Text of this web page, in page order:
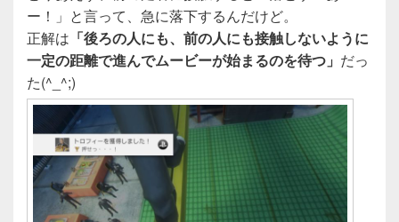
ー！」と言って、急に落下するんだけど。
正解は 「後ろの人にも、前の人にも接触しないように
一定の距離で進んでムービーが始まるのを待つ」 だっ
た(^_^;)